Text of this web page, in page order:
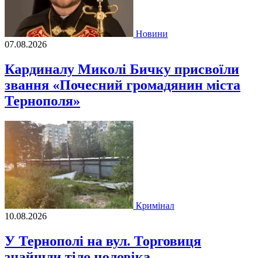
Новини
07.08.2026
Кардиналу Миколі Бичку присвоїли
звання «Почесний громадянин міста
Тернополя»
Кримінал
10.08.2026
У Тернополі на вул. Торговиця